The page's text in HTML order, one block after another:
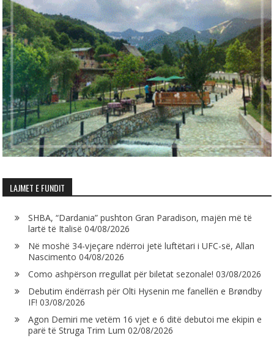
LAJMET E FUNDIT
SHBA, “Dardania” pushton Gran Paradison, majën më të
lartë të Italisë 04/08/2026
Në moshë 34-vjeçare ndërroi jetë luftëtari i UFC-së, Allan
Nascimento 04/08/2026
Como ashpërson rregullat për biletat sezonale! 03/08/2026
Debutim ëndërrash për Olti Hysenin me fanellën e Brøndby
IF! 03/08/2026
Agon Demiri me vetëm 16 vjet e 6 ditë debutoi me ekipin e
parë të Struga Trim Lum 02/08/2026